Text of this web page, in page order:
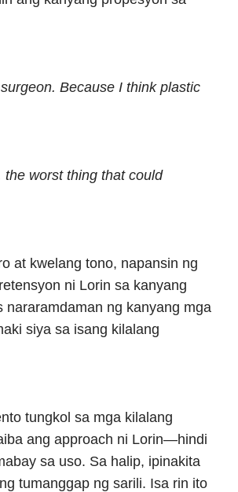
Because I think plastic
the worst thing that could
at kwelang tono, napansin ng
ni Lorin sa kanyang
ng kanyang mga
siya sa isang kilalang
tungkol sa mga kilalang
ang approach ni Lorin—hindi
sa uso. Sa halip, ipinakita
tumanggap ng sarili. Isa rin ito